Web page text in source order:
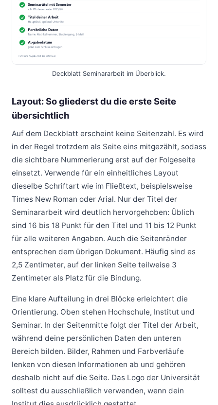
Deckblatt Seminararbeit im Überblick.
Layout: So gliederst du die erste Seite
übersichtlich
Auf dem Deckblatt erscheint keine Seitenzahl. Es wird
in der Regel trotzdem als Seite eins mitgezählt, sodass
die sichtbare Nummerierung erst auf der Folgeseite
einsetzt. Verwende für ein einheitliches Layout
dieselbe Schriftart wie im Fließtext, beispielsweise
Times New Roman oder Arial. Nur der Titel der
Seminararbeit wird deutlich hervorgehoben: Üblich
sind 16 bis 18 Punkt für den Titel und 11 bis 12 Punkt
für alle weiteren Angaben. Auch die Seitenränder
entsprechen dem übrigen Dokument. Häufig sind es
2,5 Zentimeter, auf der linken Seite teilweise 3
Zentimeter als Platz für die Bindung.
Eine klare Aufteilung in drei Blöcke erleichtert die
Orientierung. Oben stehen Hochschule, Institut und
Seminar. In der Seitenmitte folgt der Titel der Arbeit,
während deine persönlichen Daten den unteren
Bereich bilden. Bilder, Rahmen und Farbverläufe
lenken von diesen Informationen ab und gehören
deshalb nicht auf die Seite. Das Logo der Universität
solltest du ausschließlich verwenden, wenn dein